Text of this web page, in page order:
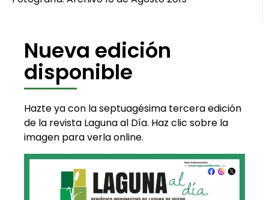
Nueva edición
disponible
Hazte ya con la septuagésima tercera edición
de la revista Laguna al Día. Haz clic sobre la
imagen para verla online.